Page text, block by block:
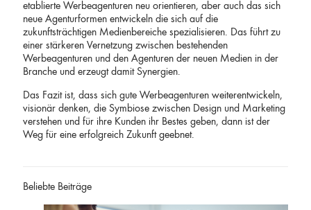
etablierte Werbeagenturen neu orientieren, aber auch das sich
neue Agenturformen entwickeln die sich auf die
zukunftsträchtigen Medienbereiche spezialisieren. Das führt zu
einer stärkeren Vernetzung zwischen bestehenden
Werbeagenturen und den Agenturen der neuen Medien in der
Branche und erzeugt damit Synergien.
Das Fazit ist, dass sich gute Werbeagenturen weiterentwickeln,
visionär denken, die Symbiose zwischen Design und Marketing
verstehen und für ihre Kunden ihr Bestes geben, dann ist der
Weg für eine erfolgreich Zukunft geebnet.
Beliebte Beiträge